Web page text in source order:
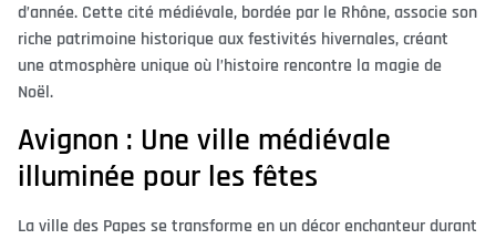
d’année. Cette cité médiévale, bordée par le Rhône, associe son
riche patrimoine historique aux festivités hivernales, créant
une atmosphère unique où l’histoire rencontre la magie de
Noël.
Avignon : Une ville médiévale
illuminée pour les fêtes
La ville des Papes se transforme en un décor enchanteur durant